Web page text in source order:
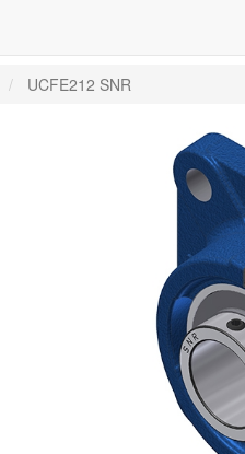
UCFE212 SNR